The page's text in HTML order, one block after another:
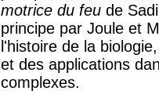
motrice du feu de
principe par Joule et
l'histoire de la
et des applications
complexes.